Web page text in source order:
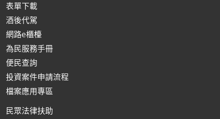
表單下載
酒後代駕
網路e櫃檯
為民服務手冊
便民查詢
投資案件申請流程
檔案應用專區
民眾法律扶助